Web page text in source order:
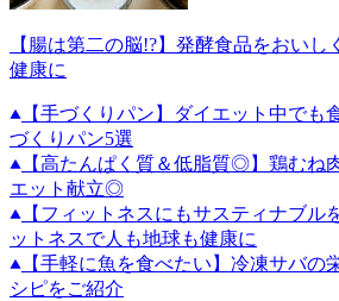
【腸は第二の脳!?】発酵食品をおいし
健康に
【手づくりパン】ダイエット中で
づくりパン5選
【高たんぱく質＆低脂質◎】鶏むね
エット献立◎
【フィットネスにもサスティナブル
ットネスで人も地球も健康に
【手軽に魚を食べたい】冷凍サバの
シピをご紹介